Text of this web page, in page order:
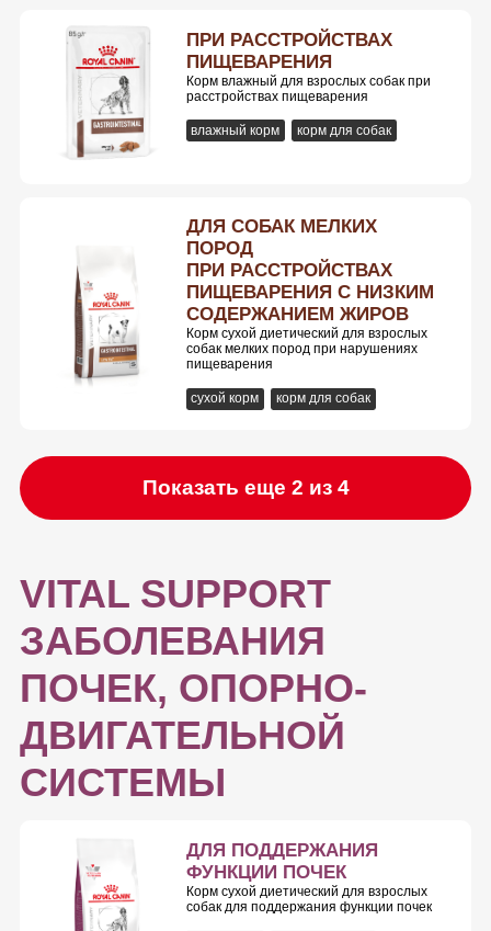
ПРИ РАССТРОЙСТВАХ
ПИЩЕВАРЕНИЯ
Корм влажный для взрослых собак при
расстройствах пищеварения
влажный корм корм для собак
ДЛЯ СОБАК МЕЛКИХ
ПОРОД
ПРИ РАССТРОЙСТВАХ
ПИЩЕВАРЕНИЯ С НИЗКИМ
СОДЕРЖАНИЕМ ЖИРОВ
Корм сухой диетический для взрослых
собак мелких пород при нарушениях
пищеварения
сухой корм корм для собак
Показать еще 2 из 4
VITAL SUPPORT
ЗАБОЛЕВАНИЯ
ПОЧЕК, ОПОРНО-
ДВИГАТЕЛЬНОЙ
СИСТЕМЫ
ДЛЯ ПОДДЕРЖАНИЯ
ФУНКЦИИ ПОЧЕК
Корм сухой диетический для взрослых
собак для поддержания функции почек